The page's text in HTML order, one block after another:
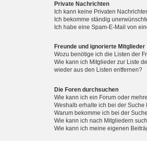
Private Nachrichten
Ich kann keine Privaten
Ich bekomme ständig
Ich habe eine Spam-E-Mail von
Freunde und ignorierte Mitglieder
Wozu benötige ich die Listen der
Wie kann ich Mitglieder zur Liste
wieder aus den Listen entfernen?
Die Foren durchsuchen
Wie kann ich ein Forum oder
Weshalb erhalte ich bei der Suche
Warum bekomme ich bei der
Wie kann ich nach Mitgliedern
Wie kann ich meine eigenen